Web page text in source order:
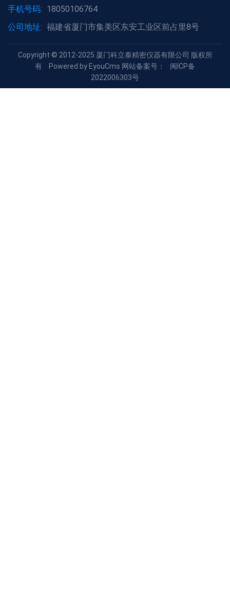
手机号码: 18050106764
公司地址: 福建省厦门市集美区东安工业区前占里8号
Copyright © 2012-2025 厦门科立泰精密仪器有限公司 版权所
有
Powered by EyouCms 网站备案号：
闽ICP备
2022006303号